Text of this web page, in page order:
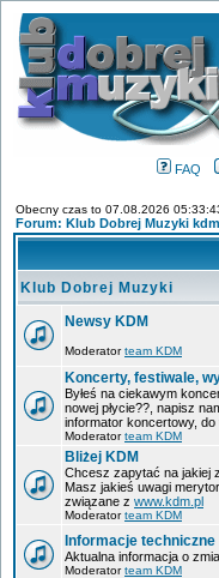
FAQ
Obecny czas to 07.08.2026
Forum: Klub Dobrej Muzyki
Klub Dobrej Muzyki
Newsy KDM
Moderatorteam KDM
Koncerty, festiwale,
Byłeś na ciekawym
nowej płycie??, napisz
informator koncertowy, do
Moderatorteam KDM
Bliżej KDM
Chcesz zapytać na jakiej
Masz jakieś uwagi
związane z www.kdm.pl
Moderatorteam KDM
Informacje techniczne
Aktualna informacja o
Moderatorteam KDM